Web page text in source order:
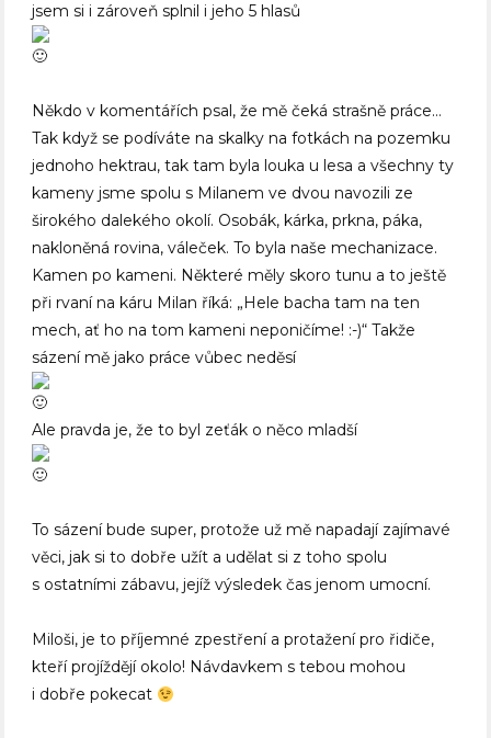
jsem si i zároveň splnil i jeho 5 hlasů
Někdo v komentářích psal, že mě čeká strašně práce…
Tak když se podíváte na skalky na fotkách na pozemku
jednoho hektrau, tak tam byla louka u lesa a všechny ty
kameny jsme spolu s Milanem ve dvou navozili ze
širokého dalekého okolí. Osobák, kárka, prkna, páka,
nakloněná rovina, váleček. To byla naše mechanizace.
Kamen po kameni. Některé měly skoro tunu a to ještě
při rvaní na káru Milan říká: „Hele bacha tam na ten
mech, ať ho na tom kameni neponičíme! :-)“ Takže
sázení mě jako práce vůbec neděsí
Ale pravda je, že to byl zeťák o něco mladší
To sázení bude super, protože už mě napadají zajímavé
věci, jak si to dobře užít a udělat si z toho spolu
s ostatními zábavu, jejíž výsledek čas jenom umocní.
Miloši, je to příjemné zpestření a protažení pro řidiče,
kteří projíždějí okolo! Návdavkem s tebou mohou
i dobře pokecat